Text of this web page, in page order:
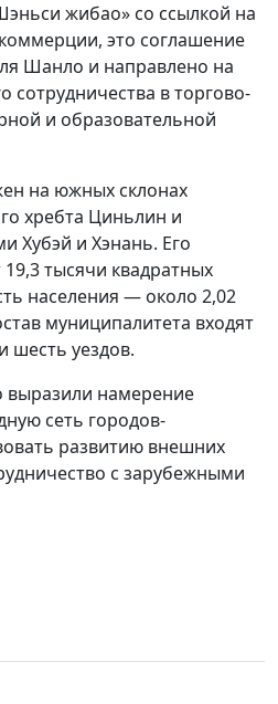
жибао» со ссылкой на
это соглашение
Шанло и направлено на
сотрудничества в торгово-
и образовательной
на южных склонах
хребта Циньлин и
Хубэй и Хэнань. Его
тысячи квадратных
населения — около 2,02
муниципалитета входят
шесть уездов.
намерение
сеть городов-
развитию внешних
с зарубежными